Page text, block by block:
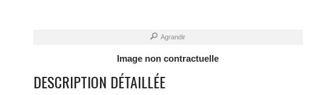
Agrandir
Image non contractuelle
DESCRIPTION DÉTAILLÉE